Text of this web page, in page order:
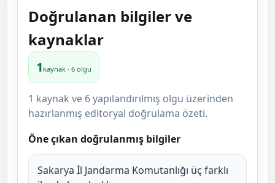
Doğrulanan bilgiler ve
kaynaklar
1 kaynak · 6 olgu
1 kaynak ve 6 yapılandırılmış olgu üzerinden
hazırlanmış editoryal doğrulama özeti.
Öne çıkan doğrulanmış bilgiler
Sakarya İl Jandarma Komutanlığı üç farklı